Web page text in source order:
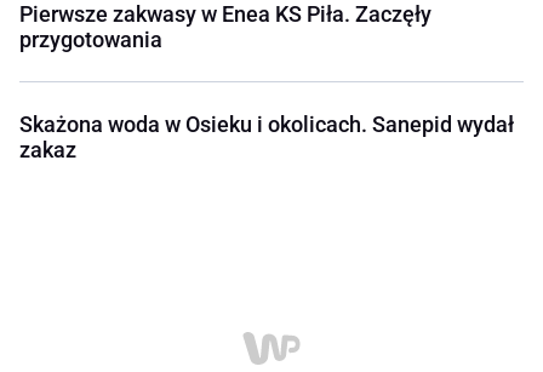
Pierwsze zakwasy w Enea KS Piła. Zaczęły
przygotowania
Skażona woda w Osieku i okolicach. Sanepid wydał
zakaz